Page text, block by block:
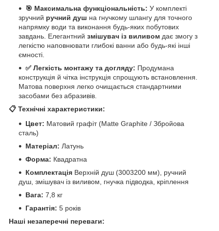
🎯 Максимальна функціональність: У комплекті
зручний ручний душ на гнучкому шлангу для точного
напрямку води та виконання будь-яких побутових
завдань. Елегантний змішувач із виливом дає змогу з
легкістю наповнювати глибокі ванни або будь-які інші
ємності.
✅ Легкість монтажу та догляду: Продумана
конструкція й чітка інструкція спрощують встановлення.
Матова поверхня легко очищається стандартними
засобами без абразивів.
📋 Технічні характеристики:
Цвет: Матовий графіт (Matte Graphite / Збройова
сталь)
Матеріал: Латунь
Форма: Квадратна
Комплектація Верхній душ (3003200 мм), ручний
душ, змішувач із виливом, гнучка підводка, кріплення
Вага: 7,8 кг
Гарантія: 5 років
Наші незаперечні переваги: